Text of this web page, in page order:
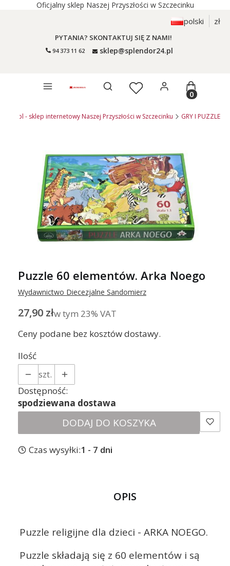
Oficjalny sklep Naszej Przyszłości w Szczecinku
polski zł
PYTANIA? SKONTAKTUJ SIĘ Z NAMI!
94 373 11 62 sklep@splendor24.pl
Otwórz wyszukiwarkęProdukty
- sklep internetowy Naszej Przyszłości w Szczecinku GRY I PUZZLE
Puzzle 60 elementów. Arka Noego
Wydawnictwo Diecezjalne Sandomierz
Cena
27,90 złw tym 23% VAT
w tym 23% VAT
Ceny podane bez kosztów dostawy.
Ilość
szt.
Dostępność:
spodziewana dostawa
DODAJ DO KOSZYKA
Czas wysyłki:1 - 7 dni
OPIS
Puzzle religijne dla dzieci - ARKA NOEGO.
Puzzle składają się z 60 elementów i są